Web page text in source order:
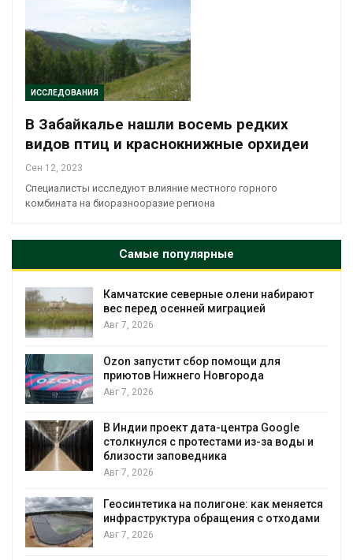
ИССЛЕДОВАНИЯ
В Забайкалье нашли восемь редких
видов птиц и краснокнижные орхидеи
Сен 12, 2023
Специалисты исследуют влияние местного горного
комбината на биоразнооразие региона
Самые популярные
Камчатские северные олени набирают
вес перед осенней миграцией
Авг 7, 2026
Ozon запустит сбор помощи для
приютов Нижнего Новгорода
Авг 7, 2026
В Индии проект дата-центра Google
столкнулся с протестами из-за воды и
близости заповедника
Авг 7, 2026
Геосинтетика на полигоне: как меняется
инфраструктура обращения с отходами
Авг 7, 2026